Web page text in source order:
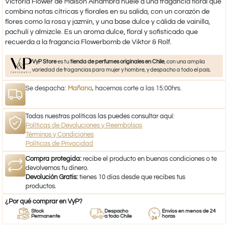
Victoria Flower de Maison Alhambra huele a una fragancia floral que
combina notas cítricas y florales en su salida, con un corazón de
flores como la rosa y jazmín, y una base dulce y cálida de vainilla,
pachulí y almizcle. Es un aroma dulce, floral y sofisticado que
recuerda a la fragancia Flowerbomb de Viktor & Rolf.
VyP Storees tutienda de perfumes originales en Chile, con una amplia
variedad de fragancias para mujer y hombre, y despacho a todo el país.
Se despacha: Mañana, hacemos corte a las 15:00hrs.
Todas nuestras políticas las puedes consultar aquí:
Políticas de Devoluciones y Reembolsos
Términos y Condiciones
Políticas de Privacidad
Compra protegida: recibe el producto en buenas condiciones o te
devolvemos tu dinero.
Devolución Gratis: tienes 10 días desde que recibes tus
productos.
¿Por qué comprar en VyP?
Stock
Permanente
Despacho
a todo Chile
Envíos en menos de 24
horas